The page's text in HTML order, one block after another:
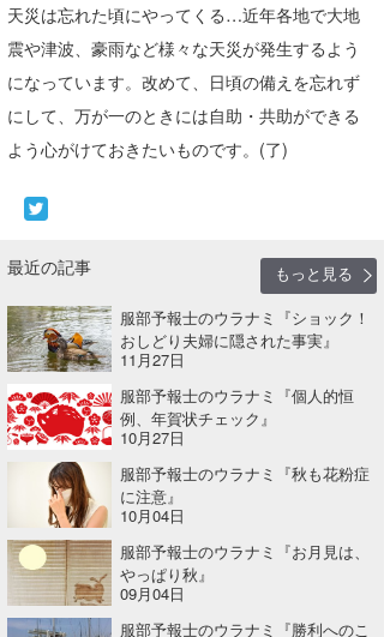
天災は忘れた頃にやってくる…近年各地で大地
震や津波、豪雨など様々な天災が発生するよう
になっています。改めて、日頃の備えを忘れず
にして、万が一のときには自助・共助ができる
よう心がけておきたいものです。(了)
最近の記事
もっと見る
服部予報士のウラナミ『ショック！
おしどり夫婦に隠された事実』
11月27日
服部予報士のウラナミ『個人的恒
例、年賀状チェック』
10月27日
服部予報士のウラナミ『秋も花粉症
に注意』
10月04日
服部予報士のウラナミ『お月見は、
やっぱり秋』
09月04日
服部予報士のウラナミ『勝利へのこ
ゴン
米山予報士
chappy